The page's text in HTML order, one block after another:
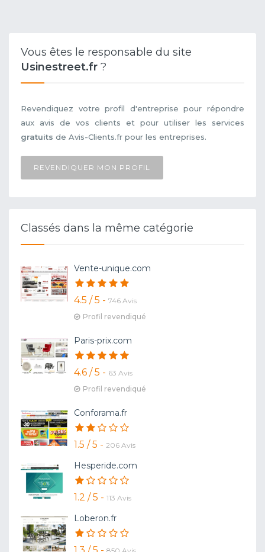
Vous êtes le responsable du site
Usinestreet.fr ?
Revendiquez votre profil d'entreprise pour répondre
aux avis de vos clients et pour utiliser les services
gratuits de Avis-Clients.fr pour les entreprises.
REVENDIQUER MON PROFIL
Classés dans la même catégorie
Vente-unique.com
4.5 / 5 - 746 Avis
Profil revendiqué
Paris-prix.com
4.6 / 5 - 63 Avis
Profil revendiqué
Conforama.fr
1.5 / 5 - 206 Avis
Hesperide.com
1.2 / 5 - 113 Avis
Loberon.fr
1.3 / 5 -